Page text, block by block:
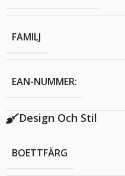
FAMILJ
EAN-NUMMER:
Design Och Stil
BOETTFÄRG